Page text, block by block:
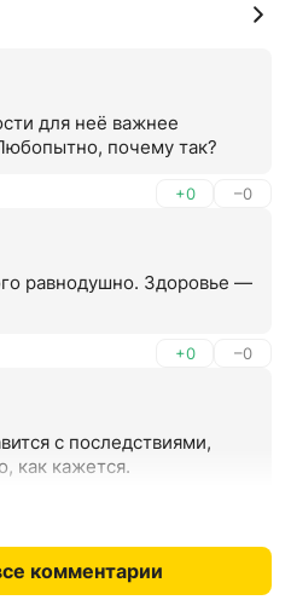
для неё важнее
почему так?
+0 –0
равнодушно. Здоровье —
+0 –0
с последствиями,
как кажется.
комментарии